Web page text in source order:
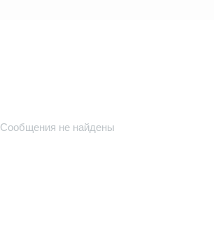
Сообщения не найдены